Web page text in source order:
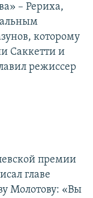
– Рериха,
которому
Саккетти и
режиссер
премии
главе
Молотову: «Вы